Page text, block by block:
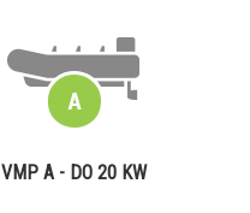
VMP A - DO 20 KW